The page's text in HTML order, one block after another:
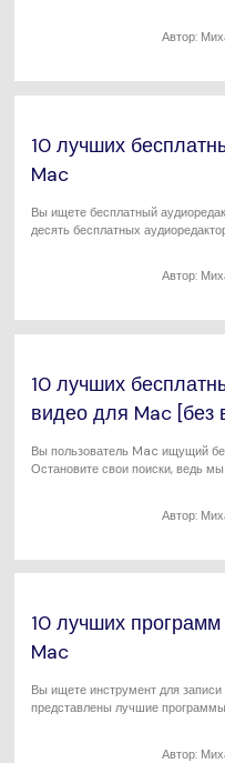
Автор:
10 лучших
Mac
Вы ищете бесплатный
десять бесплатных
Автор:
10 лучших
видео для Mac [без
Вы пользователь Mac ищущий
Остановите свои поиски, ведь
Автор:
10 лучших
Mac
Вы ищете инструмент для
представлены лучшие
Автор: